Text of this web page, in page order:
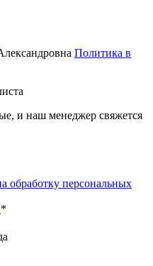
Политика в
и наш менеджер свяжется
обработку персональных
*